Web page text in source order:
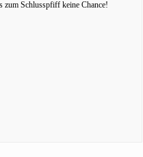
zum Schlusspfiff keine Chance!